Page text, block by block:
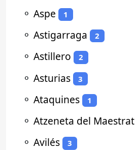
⚬ Aspe 1
⚬ Astigarraga 2
⚬ Astillero 2
⚬ Asturias 3
⚬ Ataquines 1
⚬ Atzeneta del Maestrat
⚬ Avilés 3